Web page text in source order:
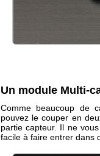
Un module Multi-
Comme beaucoup de
pouvez le couper en
partie capteur. Il ne
facile à faire entrer dans